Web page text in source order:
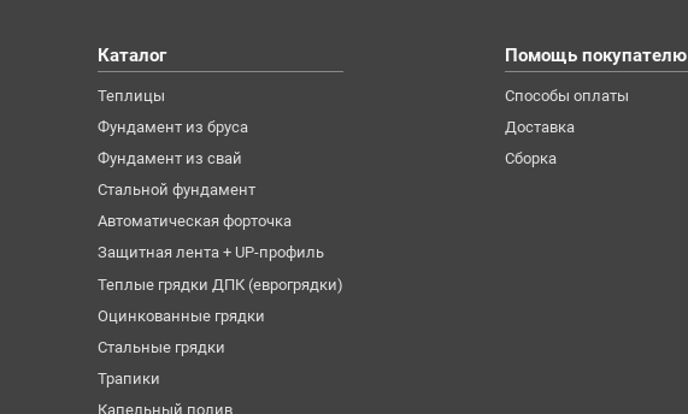
Каталог
Теплицы
Фундамент из бруса
Фундамент из свай
Стальной фундамент
Автоматическая форточка
Защитная лента + UP-профиль
Теплые грядки ДПК (еврогрядки)
Оцинкованные грядки
Стальные грядки
Трапики
Капельный полив
Помощь покупателю
Способы оплаты
Доставка
Сборка